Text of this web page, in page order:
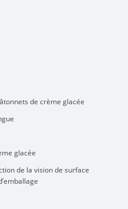
de crème glacée
glacée
de la vision de surface